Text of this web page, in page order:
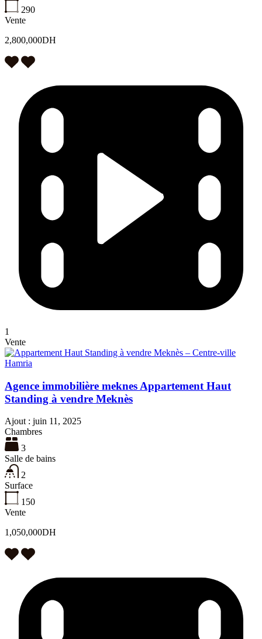
290
Vente
2,800,000DH
1
Vente
Agence immobilière meknes Appartement Haut
Standing à vendre Meknès
Ajout : juin 11, 2025
Chambres
3
Salle de bains
2
Surface
150
Vente
1,050,000DH